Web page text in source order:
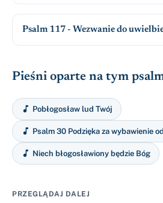
Psalm 117 - Wezwanie do
Pieśni oparte na tym
 Pobłogosław lud Twój
 Psalm 30 Podzięka za wybawienie
 Niech błogosławiony będzie Bóg
PRZEGLĄDAJ DALEJ